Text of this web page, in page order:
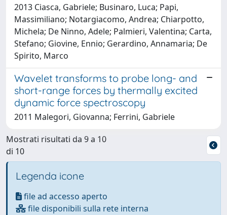
2013 Ciasca, Gabriele; Businaro, Luca; Papi,
Massimiliano; Notargiacomo, Andrea; Chiarpotto,
Michela; De Ninno, Adele; Palmieri, Valentina; Carta,
Stefano; Giovine, Ennio; Gerardino, Annamaria; De
Spirito, Marco
Wavelet transforms to probe long- and
short-range forces by thermally excited
dynamic force spectroscopy
2011 Malegori, Giovanna; Ferrini, Gabriele
Mostrati risultati da 9 a 10
di 10
Legenda icone
file ad accesso aperto
file disponibili sulla rete interna